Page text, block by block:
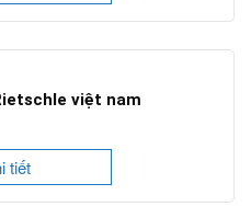
việt nam
tiết